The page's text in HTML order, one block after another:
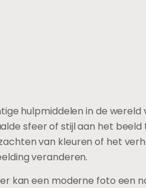
hulpmiddelen in de
sfeer of stijl aan het
van kleuren of het
veranderen.
kan een moderne foto een